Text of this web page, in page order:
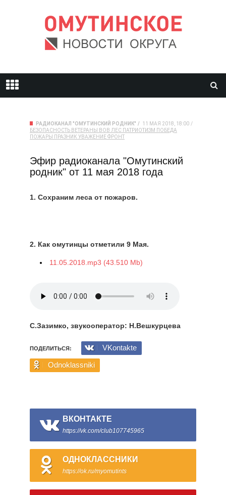
РАДИОКАНАЛ "ОМУТИНСКИЙ РОДНИК"
11 МАЯ 2018, 18:00
БЕЗОПАСНОСТЬ ВЕТЕРАНЫ ВОВ ЛЕС ПАТРИОТИЗМ ПОБЕДА
ПОЖАРЫ
ПРАЗНИК УВАЖЕНИЕФРОНТ
Эфир радиоканала "Омутинский
родник" от 11 мая 2018 года
1. Сохраним леса от пожаров.
2. Как омутинцы отметили 9 Мая.
11.05.2018.mp3 (43.510 Mb)
С.Зазимко, звукооператор: Н.Вешкурцева
ПОДЕЛИТЬСЯ:
VKontakte
Odnoklassniki
ВКОНТАКТЕ
https://vk.com/club107745965
ОДНОКЛАССНИКИ
https://ok.ru/myomutints